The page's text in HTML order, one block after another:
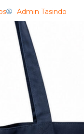
Admin Tasindo